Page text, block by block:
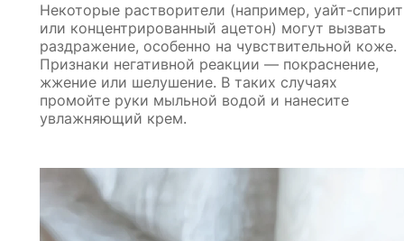
Некоторые растворители (например, уайт-спирит
или концентрированный ацетон) могут вызвать
раздражение, особенно на чувствительной коже.
Признаки негативной реакции — покраснение,
жжение или шелушение. В таких случаях
промойте руки мыльной водой и нанесите
увлажняющий крем.